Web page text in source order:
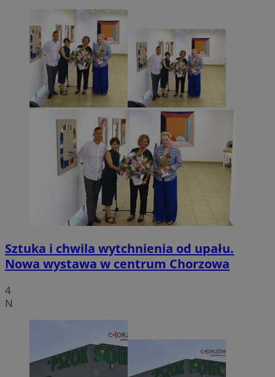
Sztuka i chwila wytchnienia od upału.
Nowa wystawa w centrum Chorzowa
4
N